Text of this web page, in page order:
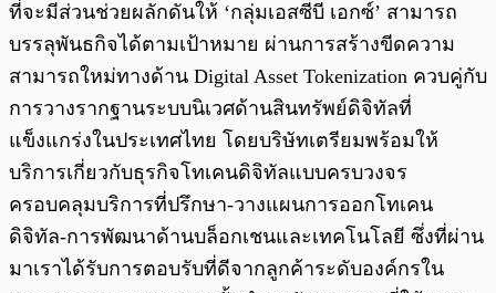
ที่จะมีส่วนช่วยผลักดันให้ ‘กลุ่มเอสซีบี เอกซ์’ สามารถ
บรรลุพันธกิจได้ตามเป้าหมาย ผ่านการสร้างขีดความ
สามารถใหม่ทางด้าน Digital Asset Tokenization ควบคู่กับ
การวางรากฐานระบบนิเวศด้านสินทรัพย์ดิจิทัลที่
แข็งแกร่งในประเทศไทย โดยบริษัทเตรียมพร้อมให้
บริการเกี่ยวกับธุรกิจโทเคนดิจิทัลแบบครบวงจร
ครอบคลุมบริการที่ปรึกษา-วางแผนการออกโทเคน
ดิจิทัล-การพัฒนาด้านบล็อกเชนและเทคโนโลยี ซึ่งที่ผ่าน
มาเราได้รับการตอบรับที่ดีจากลูกค้าระดับองค์กรใน